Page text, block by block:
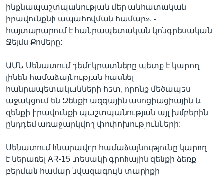
ինքնապաշտպանության մեր անհատական
իրավունքնի ապահովման համար», -
հայտարարում է հանրապետական կոնգրեսական
Ջեյմս Քոմերը:
ԱՄՆ Սենատում դեմոկրատները պետք է կարող
լինեն համաձայնության հասնել
հանրապետականների հետ, որոնք մեծապես
աջակցում են Զենքի ազգային ասոցիացիային և
զենքի իրավունքի պաշտպանության այլ խմբերին
ընդդեմ առաջարկվող փոփոխությունների:
Սենատում հնարավոր համաձայնությունը կարող
է ներառել AR-15 տեսակի գրոհային զենքի ձեռք
բերման համար նվազագույն տարիքի